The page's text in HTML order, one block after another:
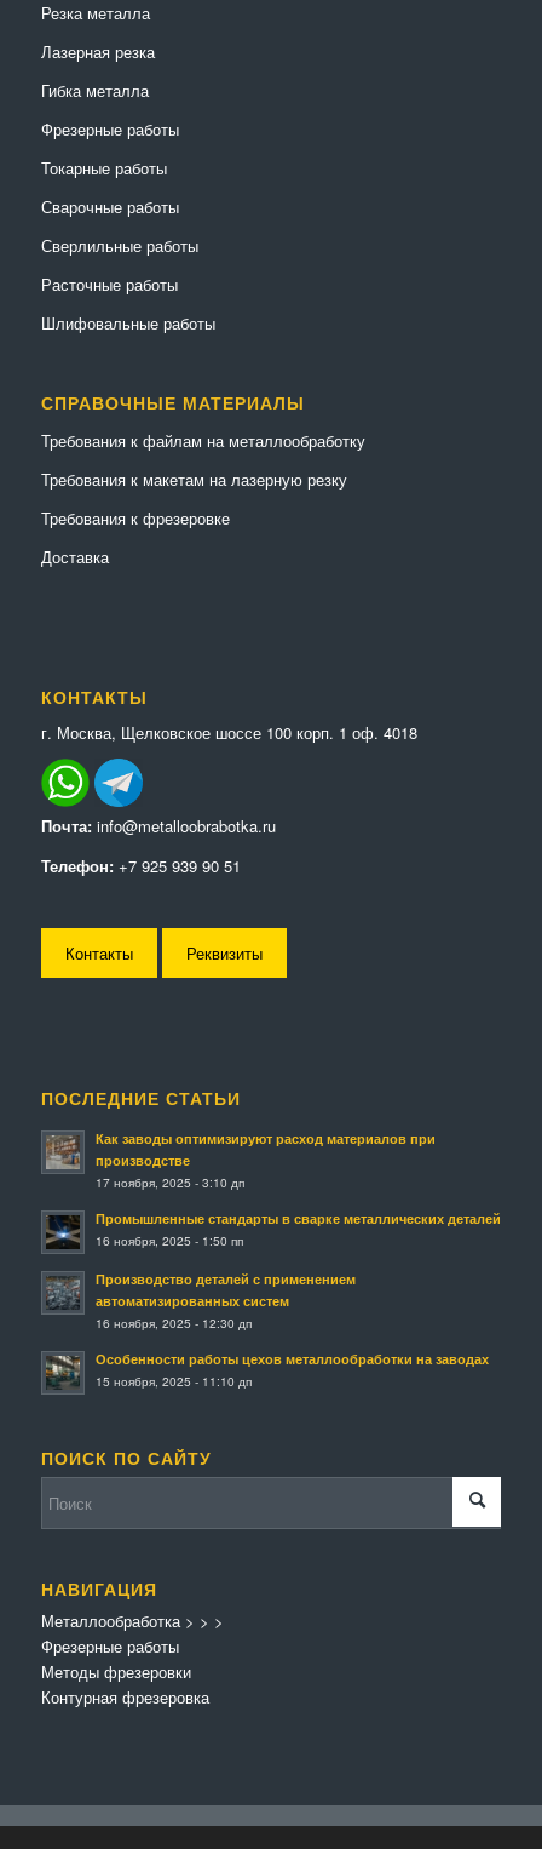
Резка металла
Лазерная резка
Гибка металла
Фрезерные работы
Токарные работы
Сварочные работы
Сверлильные работы
Расточные работы
Шлифовальные работы
СПРАВОЧНЫЕ МАТЕРИАЛЫ
Требования к файлам на металлообработку
Требования к макетам на лазерную резку
Требования к фрезеровке
Доставка
КОНТАКТЫ
г. Москва, Щелковское шоссе 100 корп. 1 оф. 4018
Почта: info@metalloobrabotka.ru
Телефон: +7 925 939 90 51
Контакты Реквизиты
ПОСЛЕДНИЕ СТАТЬИ
Как заводы оптимизируют расход материалов при
производстве
17 ноября, 2025 - 3:10 дп
Промышленные стандарты в сварке металлических деталей
16 ноября, 2025 - 1:50 пп
Производство деталей с применением
автоматизированных систем
16 ноября, 2025 - 12:30 дп
Особенности работы цехов металлообработки на заводах
15 ноября, 2025 - 11:10 дп
ПОИСК ПО САЙТУ
НАВИГАЦИЯ
Металлообработка>
Фрезерные работы
>
Методы фрезеровки
>
Контурная фрезеровка